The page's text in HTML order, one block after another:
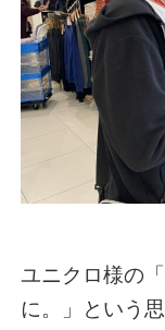
ユニクロ様の
に。」という